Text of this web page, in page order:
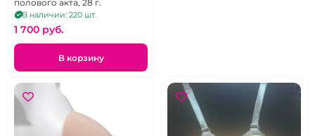
полового акта, 28 г.
В наличии: 220 шт.
1 700 pуб.
В корзину